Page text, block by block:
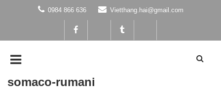
0984 866 636 Vietthang.hai@gmail.com
somaco-rumani